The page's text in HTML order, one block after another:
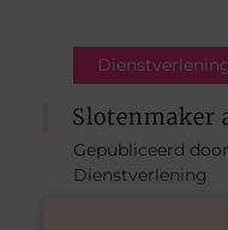
Dienstverlening
Slotenmaker
Gepubliceerd
Dienstverlening